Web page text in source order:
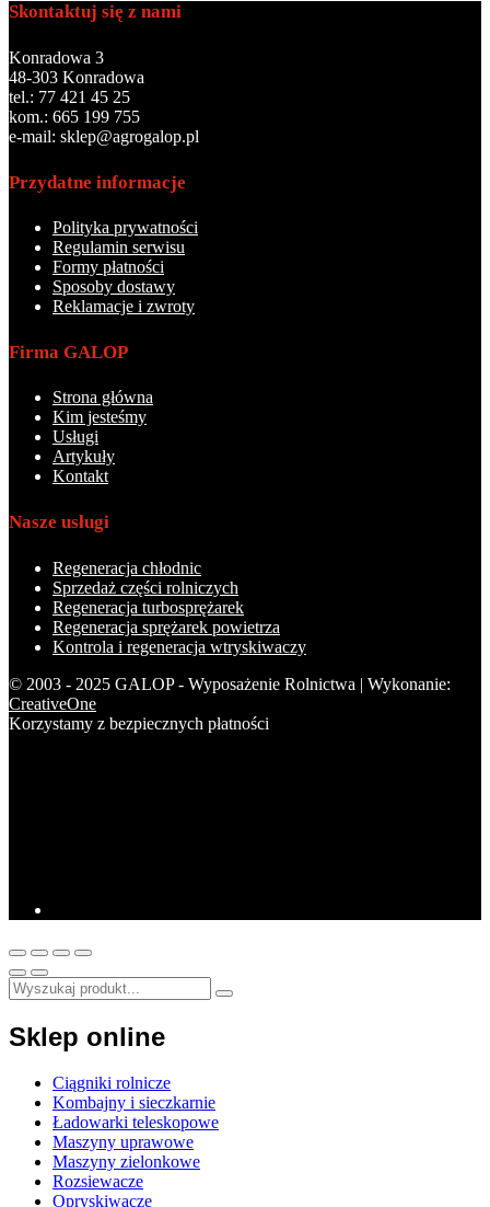
Skontaktuj się z nami
Konradowa 3
48-303 Konradowa
tel.: 77 421 45 25
kom.: 665 199 755
e-mail: sklep@agrogalop.pl
Przydatne informacje
Polityka prywatności
Regulamin serwisu
Formy płatności
Sposoby dostawy
Reklamacje i zwroty
Firma GALOP
Strona główna
Kim jesteśmy
Usługi
Artykuły
Kontakt
Nasze usługi
Regeneracja chłodnic
Sprzedaż części rolniczych
Regeneracja turbosprężarek
Regeneracja sprężarek powietrza
Kontrola i regeneracja wtryskiwaczy
© 2003 - 2025 GALOP - Wyposażenie Rolnictwa | Wykonanie:
CreativeOne
Korzystamy z bezpiecznych płatności
Sklep online
Ciągniki rolnicze
Kombajny i sieczkarnie
Ładowarki teleskopowe
Maszyny uprawowe
Maszyny zielonkowe
Rozsiewacze
Opryskiwacze